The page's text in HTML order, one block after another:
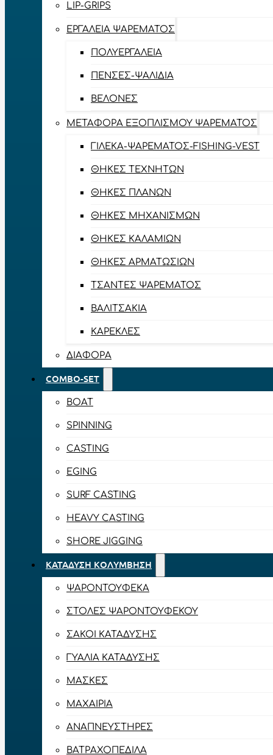
LIP-GRIPS
EΡΓΑΛΕΊΑ ΨΑΡΈΜΑΤΟΣ
ΠΟΛΥΕΡΓΑΛΕΊΑ
ΠΈΝΣΕΣ-ΨΑΛΊΔΙΑ
ΒΕΛΌΝΕΣ
ΜΕΤΑΦΟΡΆ ΕΞΟΠΛΙΣΜΟΎ ΨΑΡΈΜΑΤΟΣ
ΓΙΛΈΚΑ-ΨΑΡΈΜΑΤΟΣ-FISHING-VEST
ΘΉΚΕΣ ΤΕΧΝΗΤΏΝ
ΘΉΚΕΣ ΠΛΆΝΩΝ
ΘΉΚΕΣ ΜΗΧΑΝΙΣΜΏΝ
ΘΉΚΕΣ ΚΑΛΑΜΙΏΝ
ΘΉΚΕΣ ΑΡΜΑΤΩΣΙΏΝ
ΤΣΆΝΤΕΣ ΨΑΡΈΜΑΤΟΣ
ΒΑΛΙΤΣΆΚΙΑ
ΚΑΡΈΚΛΕΣ
ΔΙΆΦΟΡΑ
COMBO-SET
BOAT
SPINNING
CASTING
EGING
SURF CASTING
HEAVY CASTING
SHORE JIGGING
ΚΑΤΆΔΥΣΗ ΚΟΛΎΜΒΗΣΗ
ΨΑΡΟΝΤΟΎΦΕΚΑ
ΣΤΟΛΈΣ ΨΑΡΟΝΤΟΎΦΕΚΟΥ
ΣΆΚΟΙ ΚΑΤΆΔΥΣΗΣ
ΓΥΑΛΙΆ ΚΑΤΆΔΥΣΗΣ
ΜΆΣΚΕΣ
ΜΑΧΑΊΡΙΑ
ΑΝΑΠΝΕΥΣΤΉΡΕΣ
ΒΑΤΡΑΧΟΠΈΔΙΛΑ